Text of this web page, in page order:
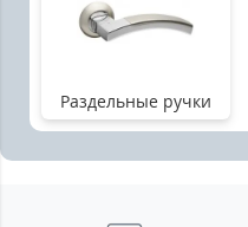
Раздельные ручки